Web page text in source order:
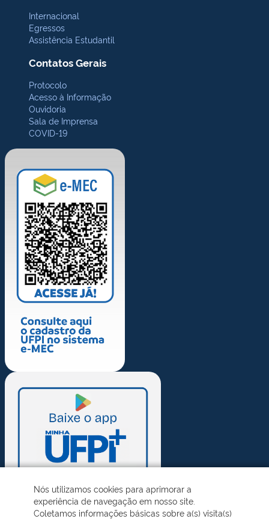
Internacional
Egressos
Assistência Estudantil
Contatos Gerais
Protocolo
Acesso à Informação
Ouvidoria
Sala de Imprensa
COVID-19
Nós utilizamos cookies para aprimorar a
experiência de navegação em nosso site.
Coletamos informações básicas sobre a(s) visita(s)